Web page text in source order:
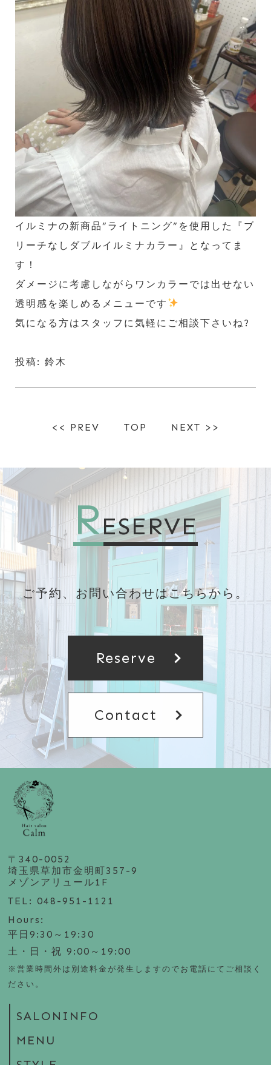
イルミナの新商品”ライトニング”を使用した『ブ
リーチなしダブルイルミナカラー』となってま
す！
ダメージに考慮しながらワンカラーでは出せない
透明感を楽しめるメニューです
気になる方はスタッフに気軽にご相談下さいね?
投稿: 鈴木
<< PREV TOP NEXT >>
RESERVE
ご予約、お問い合わせはこちらから。
Reserve chevron_right
Contact chevron_right
〒340-0052
埼玉県草加市金明町357-9
メゾンアリュール1F
TEL: 048-951-1121
Hours:
平日9:30～19:30
土・日・祝 9:00～19:00
※営業時間外は別途料金が発生しますのでお電話にてご相談く
ださい。
SALONINFO
MENU